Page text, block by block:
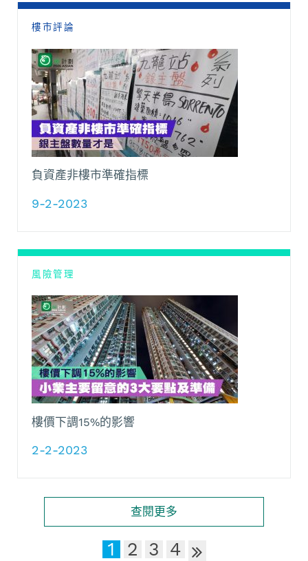
樓市評論
負資產非樓市準確指標
9-2-2023
風險管理
樓價下調15%的影響
2-2-2023
查閱更多
1 2 3 4